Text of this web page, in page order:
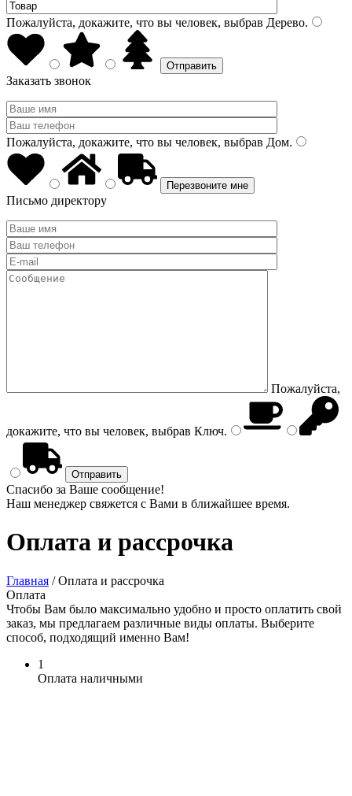
Пожалуйста, докажите, что вы человек, выбрав Дерево.
Заказать звонок
Пожалуйста, докажите, что вы человек, выбрав Дом.
Письмо директору
Пожалуйста,
докажите, что вы человек, выбрав Ключ.
Спасибо за Ваше сообщение!
Наш менеджер свяжется с Вами в ближайшее время.
Оплата и рассрочка
Главная /Оплата и рассрочка
Оплата
Чтобы Вам было максимально удобно и просто оплатить свой
заказ, мы предлагаем различные виды оплаты. Выберите
способ, подходящий именно Вам!
1
Оплата наличными